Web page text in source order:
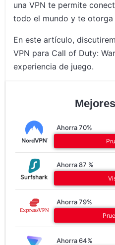
una VPN te permite
todo el mundo y te
En este artículo,
VPN para Call of Duty:
experiencia de juego.
Ahorra 70%
Ahorra 87 %
Ahorra 79%
Ahorra 64%